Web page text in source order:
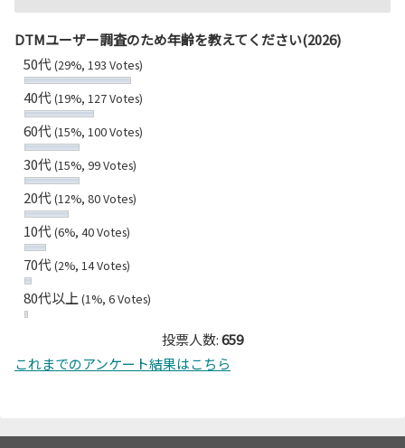
DTMユーザー調査のため年齢を教えてください(2026)
50代(29%, 193 Votes)
40代(19%, 127 Votes)
60代(15%, 100 Votes)
30代(15%, 99 Votes)
20代(12%, 80 Votes)
10代(6%, 40 Votes)
70代(2%, 14 Votes)
80代以上(1%, 6 Votes)
投票人数:659
これまでのアンケート結果はこちら